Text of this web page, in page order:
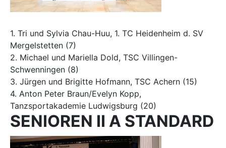
1. Tri und Sylvia Chau-Huu, 1. TC Heidenheim d. SV
Mergelstetten (7)
2. Michael und Mariella Dold, TSC Villingen-
Schwenningen (8)
3. Jürgen und Brigitte Hofmann, TSC Achern (15)
4. Anton Peter Braun/Evelyn Kopp,
Tanzsportakademie Ludwigsburg (20)
SENIOREN II A STANDARD